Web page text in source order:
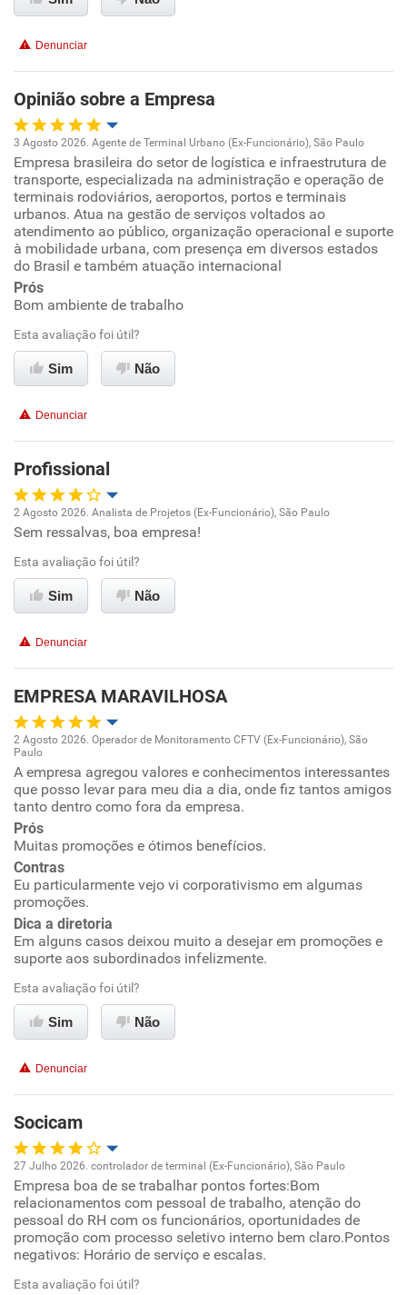
Conciliação com a vida familiar
Recomenda esta empresa
Recomenda a diretoria
Denunciar
Opinião sobre a Empresa
Oportunidade de promoção
Ambiente de trabalho
Conciliação com a vida familiar
Benefícios
Recomenda esta empresa
Recomenda a diretoria
3 Agosto 2026. Agente de Terminal Urbano (Ex-Funcionário), São Paulo
Empresa brasileira do setor de logística e infraestrutura de
transporte, especializada na administração e operação de
terminais rodoviários, aeroportos, portos e terminais
urbanos. Atua na gestão de serviços voltados ao
atendimento ao público, organização operacional e suporte
à mobilidade urbana, com presença em diversos estados
do Brasil e também atuação internacional
Prós
Bom ambiente de trabalho
Esta avaliação foi útil?
Sim Não
Denunciar
Profissional
Oportunidade de promoção
Ambiente de trabalho
Benefícios
Recomenda esta empresa
Recomenda a diretoria
2 Agosto 2026. Analista de Projetos (Ex-Funcionário), São Paulo
Sem ressalvas, boa empresa!
Esta avaliação foi útil?
Sim Não
Denunciar
EMPRESA MARAVILHOSA
Oportunidade de promoção
Ambiente de trabalho
Conciliação com a vida familiar
Benefícios
Recomenda esta empresa
2 Agosto 2026. Operador de Monitoramento CFTV (Ex-Funcionário), São
Paulo
A empresa agregou valores e conhecimentos interessantes
que posso levar para meu dia a dia, onde fiz tantos amigos
tanto dentro como fora da empresa.
Prós
Muitas promoções e ótimos benefícios.
Contras
Eu particularmente vejo vi corporativismo em algumas
promoções.
Dica a diretoria
Em alguns casos deixou muito a desejar em promoções e
suporte aos subordinados infelizmente.
Esta avaliação foi útil?
Sim Não
Denunciar
Socicam
Oportunidade de promoção
Ambiente de trabalho
Conciliação com a vida familiar
27 Julho 2026. controlador de terminal (Ex-Funcionário), São Paulo
Empresa boa de se trabalhar pontos fortes:Bom
relacionamentos com pessoal de trabalho, atenção do
pessoal do RH com os funcionários, oportunidades de
promoção com processo seletivo interno bem claro.Pontos
negativos: Horário de serviço e escalas.
Esta avaliação foi útil?